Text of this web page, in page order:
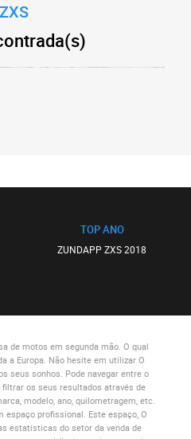
ZXS
TOP ANO
ZUNDAPP ZXS 2018
de motos em segunda mão. O qual
a Europa. Não hesite em utilizar O
seus sonhos. Pode navegar entre o
os seus resultados através de
modelo, ano, quilometragem, etc.
espaço profissional. Este espaço, O
estatísticas do setor da venda de